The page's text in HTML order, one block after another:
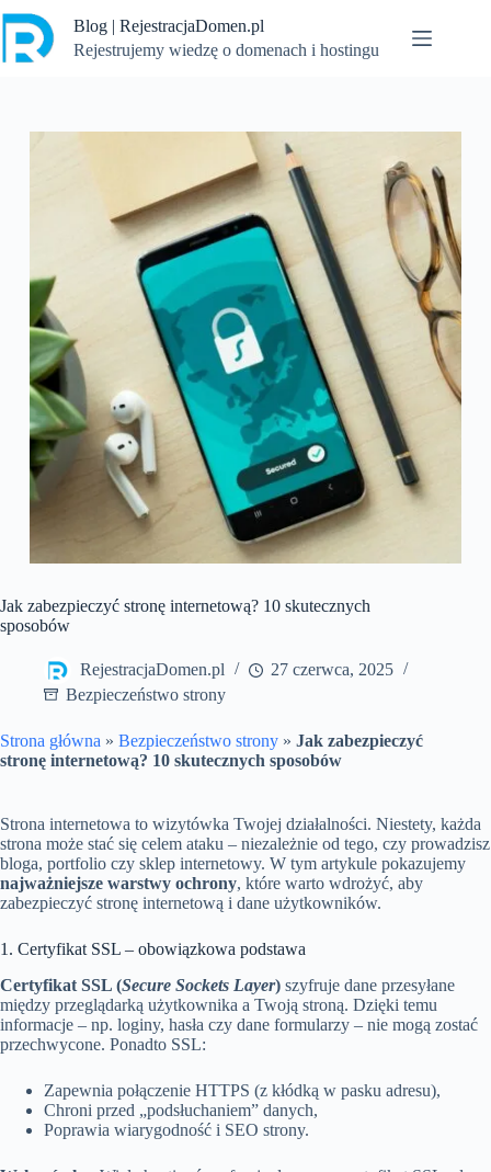
do
treści
Blog | RejestracjaDomen.pl
Rejestrujemy wiedzę o domenach i hostingu
Jak zabezpieczyć stronę internetową? 10 skutecznych
sposobów
RejestracjaDomen.pl
27 czerwca, 2025
Bezpieczeństwo strony
Strona główna » Bezpieczeństwo strony » Jak zabezpieczyć
stronę internetową? 10 skutecznych sposobów
Strona internetowa to wizytówka Twojej działalności. Niestety, każda
strona może stać się celem ataku – niezależnie od tego, czy prowadzisz
bloga, portfolio czy sklep internetowy. W tym artykule pokazujemy
najważniejsze warstwy ochrony, które warto wdrożyć, aby
zabezpieczyć stronę internetową i dane użytkowników.
1. Certyfikat SSL – obowiązkowa podstawa
Certyfikat SSL (Secure Sockets Layer) szyfruje dane przesyłane
między przeglądarką użytkownika a Twoją stroną. Dzięki temu
informacje – np. loginy, hasła czy dane formularzy – nie mogą zostać
przechwycone. Ponadto SSL:
Zapewnia połączenie HTTPS (z kłódką w pasku adresu),
Chroni przed „podsłuchaniem” danych,
Poprawia wiarygodność i SEO strony.